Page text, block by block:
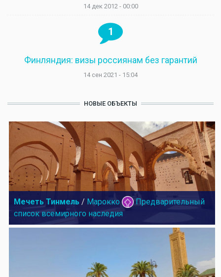
14 дек 2012 - 00:00
1
Финляндия: визы россиянам без гарантий
14 сен 2021 - 15:04
НОВЫЕ ОБЪЕКТЫ
Мечеть Тинмель / Марокко
Предварительный
список всемирного наследия